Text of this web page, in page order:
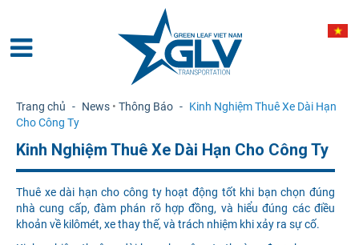
Trang chủ - News • Thông Báo - Kinh Nghiệm Thuê Xe Dài Hạn
Cho Công Ty
Kinh Nghiệm Thuê Xe Dài Hạn Cho Công Ty
Thuê xe dài hạn cho công ty hoạt động tốt khi bạn chọn đúng
nhà cung cấp, đàm phán rõ hợp đồng, và hiểu đúng các điều
khoản về kilômét, xe thay thế, và trách nhiệm khi xảy ra sự cố.